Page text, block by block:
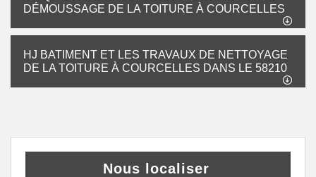
DÉMOUSSAGE DE LA TOITURE À COURCELLES
HJ BATIMENT ET LES TRAVAUX DE NETTOYAGE
DE LA TOITURE À COURCELLES DANS LE 58210
Nous localiser